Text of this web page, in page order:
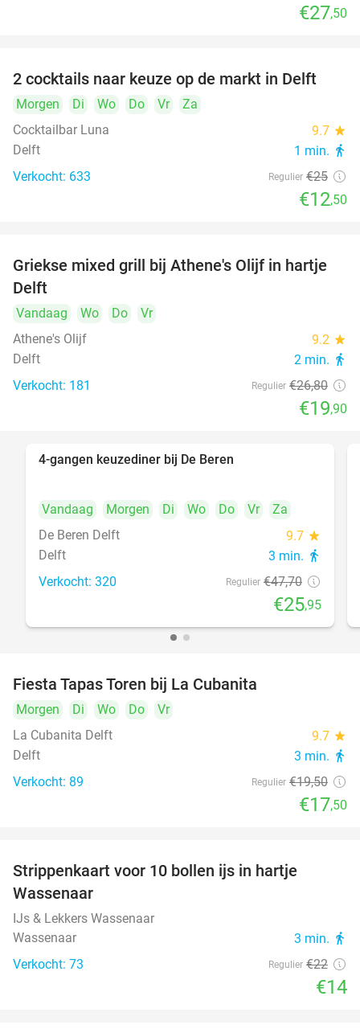
€27,50
50%
2 cocktails naar keuze op de markt in Delft
Morgen Di Wo Do Vr
Za
Cocktailbar Luna
9.7 star
Delft 1 min. directions_walk
Verkocht: 633 Regulier €25
€12,50
26%
Griekse mixed grill bij Athene's Olijf in hartje
Delft
Vandaag Wo Do
Vr
Athene's Olijf
9.2 star
Delft 2 min. directions_walk
Verkocht: 181 Regulier €26,80
€19,90
4-gangen keuzediner bij De Beren
Vandaag Morgen Di Wo Do Vr
Za
De Beren Delft
9.7 star
Delft 3 min. directions_walk
Verkocht: 320 Regulier €47,70
€25,95
Fiesta Tapas Toren bij La Cubanita
Morgen Di Wo Do
Vr
La Cubanita Delft
9.7 star
Delft 3 min. directions_walk
Verkocht: 89 Regulier €19,50
€17,50
Strippenkaart voor 10 bollen ijs in hartje
Wassenaar
IJs & Lekkers Wassenaar
Wassenaar
3 min. directions_walk
Verkocht: 73 Regulier €22
€14